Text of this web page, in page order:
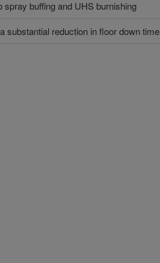
buffing and UHS burnishing
substantial reduction in floor down time